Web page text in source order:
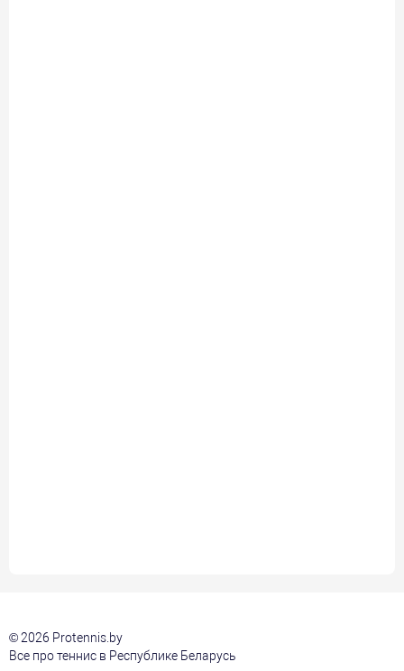
© 2026 Protennis.by
Все про теннис в Республике Беларусь